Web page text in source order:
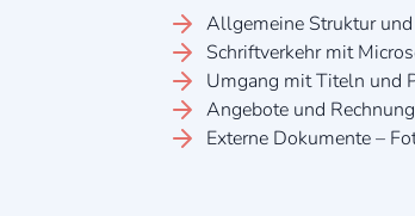
Allgemeine Struktur
Schriftverkehr mit
Umgang mit Titeln und
Angebote und
Externe Dokumente –